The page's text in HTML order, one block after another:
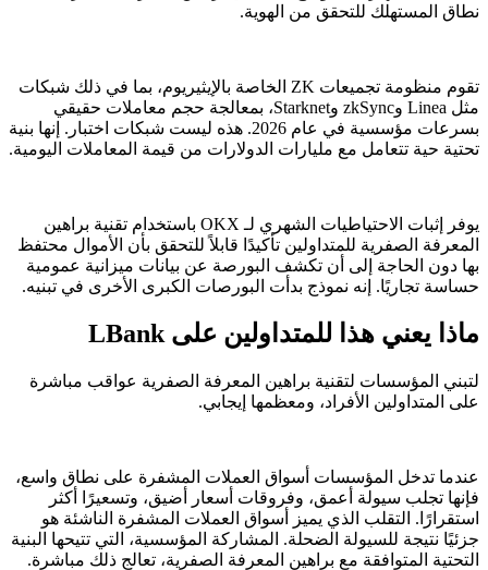
نطاق المستهلك للتحقق من الهوية.
تقوم منظومة تجميعات ZK الخاصة بالإيثيريوم، بما في ذلك شبكات
مثل Linea وzkSync وStarknet، بمعالجة حجم معاملات حقيقي
بسرعات مؤسسية في عام 2026. هذه ليست شبكات اختبار. إنها بنية
تحتية حية تتعامل مع مليارات الدولارات من قيمة المعاملات اليومية.
يوفر إثبات الاحتياطيات الشهري لـ OKX باستخدام تقنية براهين
المعرفة الصفرية للمتداولين تأكيدًا قابلاً للتحقق بأن الأموال محتفظ
بها دون الحاجة إلى أن تكشف البورصة عن بيانات ميزانية عمومية
حساسة تجاريًا. إنه نموذج بدأت البورصات الكبرى الأخرى في تبنيه.
ماذا يعني هذا للمتداولين على LBank
لتبني المؤسسات لتقنية براهين المعرفة الصفرية عواقب مباشرة
على المتداولين الأفراد، ومعظمها إيجابي.
عندما تدخل المؤسسات أسواق العملات المشفرة على نطاق واسع،
فإنها تجلب سيولة أعمق، وفروقات أسعار أضيق، وتسعيرًا أكثر
استقرارًا. التقلب الذي يميز أسواق العملات المشفرة الناشئة هو
جزئيًا نتيجة للسيولة الضحلة. المشاركة المؤسسية، التي تتيحها البنية
التحتية المتوافقة مع براهين المعرفة الصفرية، تعالج ذلك مباشرة.